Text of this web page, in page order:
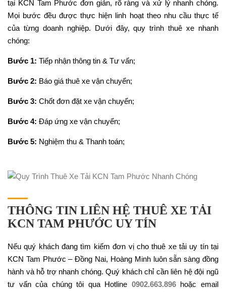
tại KCN Tam Phước đơn giản, rõ ràng và xử lý nhanh chóng.
Mọi bước đều được thực hiện linh hoạt theo nhu cầu thực tế
của từng doanh nghiệp. Dưới đây, quy trình thuê xe nhanh
chóng:
Bước 1: Tiếp nhận thông tin & Tư vấn;
Bước 2: Báo giá thuê xe vận chuyển;
Bước 3: Chốt đơn đặt xe vận chuyển;
Bước 4: Đáp ứng xe vận chuyển;
Bước 5: Nghiệm thu & Thanh toán;
THÔNG TIN LIÊN HỆ THUÊ XE TẢI
KCN TAM PHƯỚC UY TÍN
Nếu quý khách đang tìm kiếm đơn vị cho thuê xe tải uy tín tại
KCN Tam Phước – Đồng Nai, Hoàng Minh luôn sẵn sàng đồng
hành và hỗ trợ nhanh chóng. Quý khách chỉ cần liên hệ đội ngũ
tư vấn của chúng tôi qua Hotline 0902.663.896hoặc email